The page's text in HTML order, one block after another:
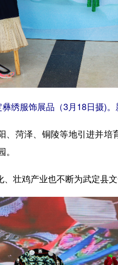
绣服饰展品（3月18日摄)。
菏泽、铜陵等地引进并培
鸡产业也不断为武定县文